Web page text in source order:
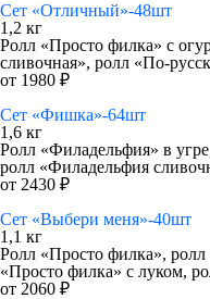
Сет «Отличный»-48шт
1,2 кг
Ролл «Просто филка» с
сливочная», ролл «По-
от 1980 ₽
Сет «Фишка»-64шт
1,6 кг
Ролл «Филадельфия» в
ролл «Филадельфия
от 2430 ₽
Сет «Выбери меня»-40шт
1,1 кг
Ролл «Просто филка»,
«Просто филка» с луком,
от 2060 ₽